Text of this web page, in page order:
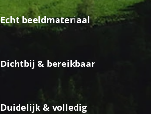
Echt beeldmateriaal
Dichtbij & bereikbaar
Duidelijk & volledig